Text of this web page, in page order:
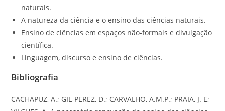
naturais.
A natureza da ciência e o ensino das ciências naturais.
Ensino de ciências em espaços não-formais e divulgação
científica.
Linguagem, discurso e ensino de ciências.
Bibliografia
CACHAPUZ, A.; GIL-PEREZ, D.; CARVALHO, A.M.P.; PRAIA, J. E;